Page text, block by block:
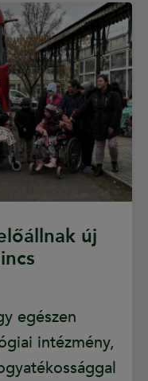
új
egészen
intézmény,